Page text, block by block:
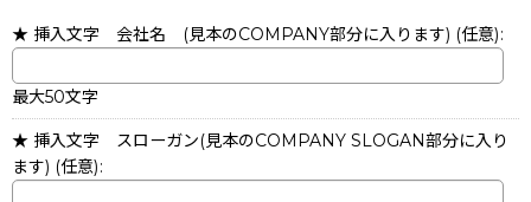
★ 挿入文字 会社名 (見本のCOMPANY部分に入ります) (任意):
最大50文字
★ 挿入文字 スローガン(見本のCOMPANY SLOGAN部分に入り
ます) (任意):